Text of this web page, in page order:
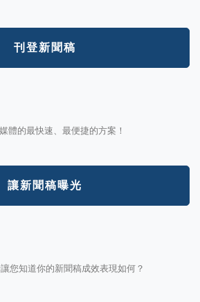
刊登新聞稿
體的最快速、最便捷的方案！
讓新聞稿曝光
您知道你的新聞稿成效表現如何？